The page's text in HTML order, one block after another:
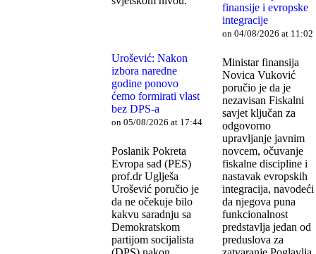
Urošević: Nakon
izbora naredne
godine ponovo
ćemo formirati vlast
bez DPS-a
on 05/08/2026 at 17:44
Poslanik Pokreta
Evropa sad (PES)
prof.dr Uglješa
Urošević poručio je
da ne očekuje bilo
kakvu saradnju sa
Demokratskom
partijom socijalista
finansije i evropske
integracije
on 04/08/2026 at 11:02
Ministar finansija
Novica Vuković
poručio je da je
nezavisan Fiskalni
savjet ključan za
odgovorno
upravljanje javnim
novcem, očuvanje
fiskalne discipline i
nastavak evropskih
integracija, navodeći
da njegova puna
funkcionalnost
predstavlja jedan od
preduslova za